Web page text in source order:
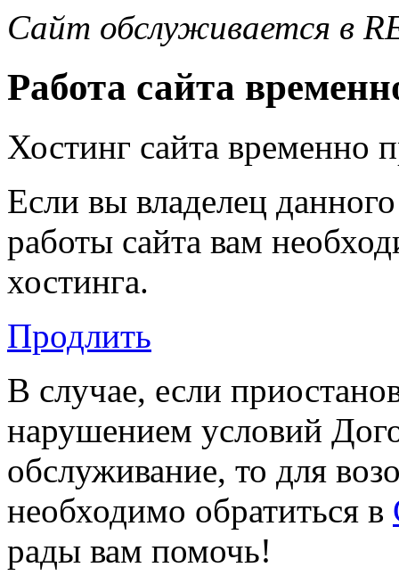
Сайт обслуживается в
Работа сайта
Хостинг сайта временно
Если вы владелец
работы сайта вам
хостинга.
Продлить
В случае, если
нарушением условий
обслуживание, то для
необходимо обратиться в
рады вам помочь!